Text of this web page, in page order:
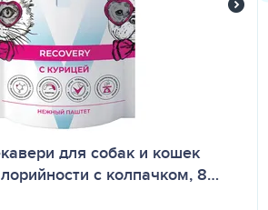
для собак и кошек
с колпачком, 8…